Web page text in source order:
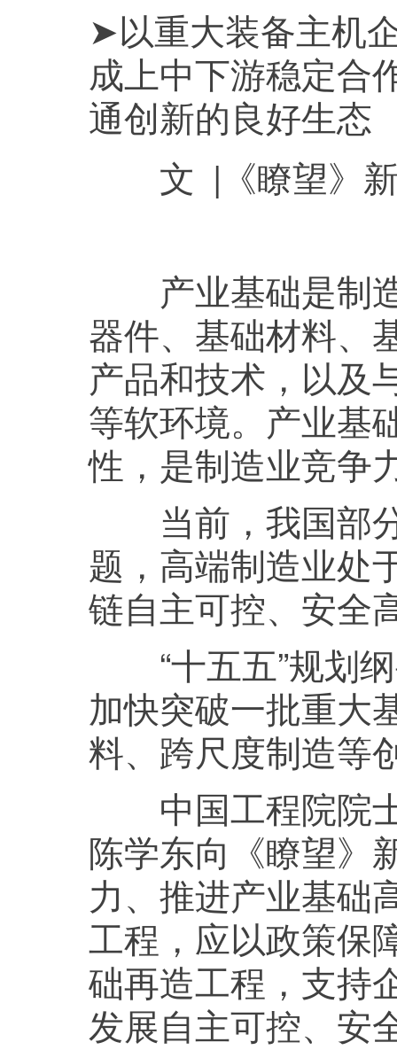
➤以重大装备主机
成上中下游稳定合
通创新的良好生态
文 |《瞭望》新
产业基础是制造
器件、基础材料、
产品和技术，以及
等软环境。产业基
性，是制造业竞争
当前，我国部分
题，高端制造业处
链自主可控、安全
“十五五”规划纲
加快突破一批重大
料、跨尺度制造等
中国工程院院士
陈学东向《瞭望》
力、推进产业基础
工程，应以政策保
础再造工程，支持
发展自主可控、安